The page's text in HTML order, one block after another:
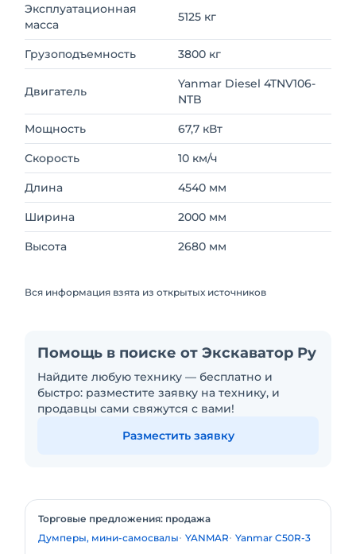
Эксплуатационная
масса
5125 кг
Грузоподъемность 3800 кг
Двигатель
Yanmar Diesel 4TNV106-
NTB
Мощность 67,7 кВт
Скорость 10 км/ч
Длина 4540 мм
Ширина 2000 мм
Высота 2680 мм
Вся информация взята из открытых источников
Помощь в поиске от Экскаватор Ру
Найдите любую технику — бесплатно и
быстро: разместите заявку на технику, и
продавцы сами свяжутся с вами!
Разместить заявку
Торговые предложения: продажа
Думперы, мини-самосвалы YANMAR Yanmar C50R-3